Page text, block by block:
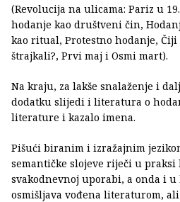
(Revolucija na ulicama: Pariz u
hodanje kao društveni čin,
kao ritual, Protestno hodanje,
štrajkali?, Prvi maj i Osmi mart).
Na kraju, za lakše snalaženje i
dodatku slijedi i literatura o
literature i kazalo imena.
Pišući biranim i izražajnim
semantičke slojeve riječi u
svakodnevnoj uporabi, a onda i
osmišljava vođena literaturom,